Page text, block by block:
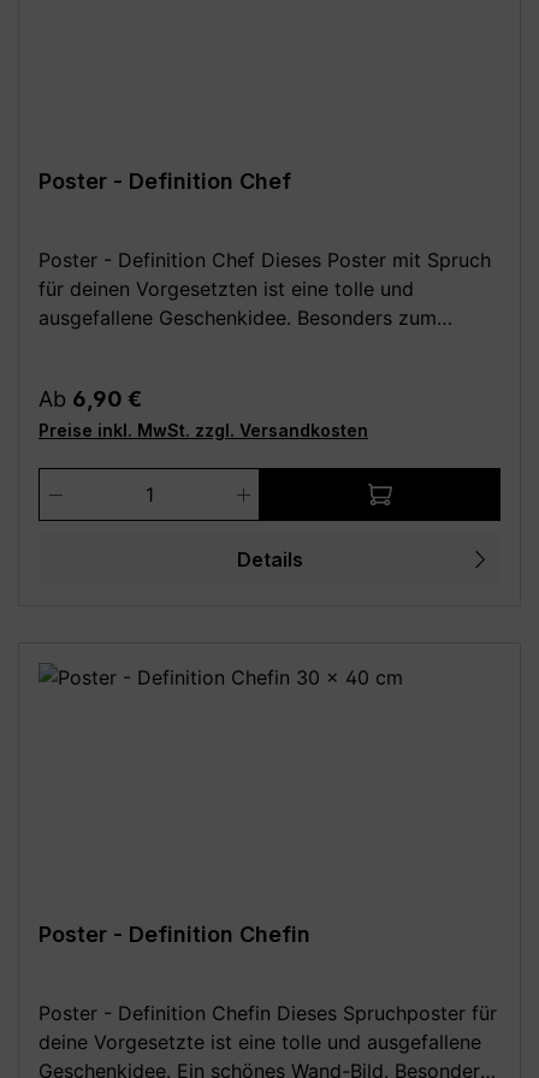
Poster - Definition Chef
Poster - Definition Chef Dieses Poster mit Spruch
für deinen Vorgesetzten ist eine tolle und
ausgefallene Geschenkidee. Besonders zum
sagen, ist der Kunstdruck im Wörterbuch-Stil
immer die richtige Wahl. Festes, hochwertiges
250 g Papier (matt). Poster ohne Rahmen und
Deko. Wähle aus den folgenden verschiedenen
Größen (B x H): - 14,8 x 21 cm (DIN A5) - 20 x 25
cm - 21 x 29,7 cm (DIN A4) - 29,7 x 42 cm (DIN
Monitoreinstellungen sind geringe
Regulärer Preis:
Ab 6,90 €
Preise inkl. MwSt. zzgl. Versandkosten
Produkt Anzahl: Gib den
Details
Poster - Definition Chefin
Poster - Definition Chefin Dieses Spruchposter für
deine Vorgesetzte ist eine tolle und ausgefallene
Geschenkidee. Ein schönes Wand-Bild. Besonders